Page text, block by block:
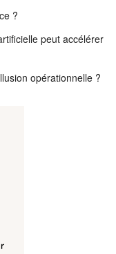
?
peut accélérer
opérationnelle ?